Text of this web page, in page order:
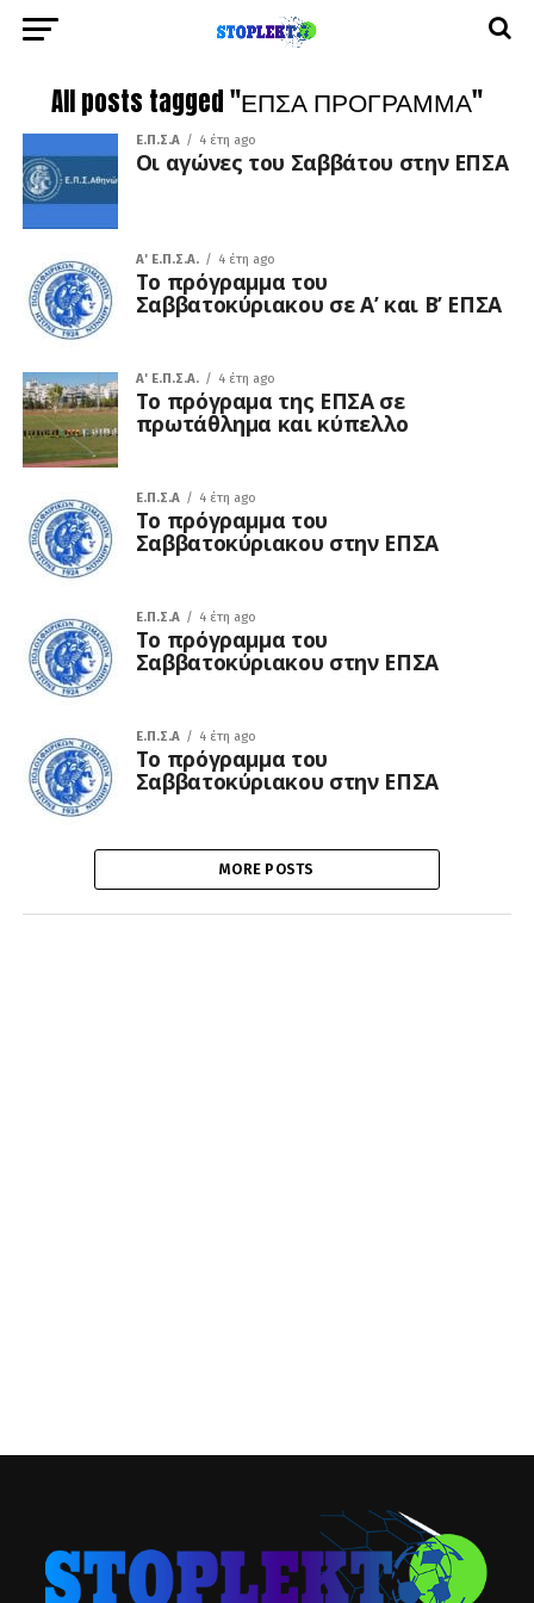
All posts tagged "ΕΠΣΑ ΠΡΟΓΡΑΜΜΑ"
Ε.Π.Σ.Α 4 έτη ago
Οι αγώνες του Σαββάτου στην ΕΠΣΑ
A' Ε.Π.Σ.Α. 4 έτη ago
Το πρόγραμμα του
Σαββατοκύριακου σε Α’ και Β’ ΕΠΣΑ
A' Ε.Π.Σ.Α. 4 έτη ago
Το πρόγραμα της ΕΠΣΑ σε
πρωτάθλημα και κύπελλο
Ε.Π.Σ.Α 4 έτη ago
Το πρόγραμμα του
Σαββατοκύριακου στην ΕΠΣΑ
Ε.Π.Σ.Α 4 έτη ago
Το πρόγραμμα του
Σαββατοκύριακου στην ΕΠΣΑ
Ε.Π.Σ.Α 4 έτη ago
Το πρόγραμμα του
Σαββατοκύριακου στην ΕΠΣΑ
MORE POSTS